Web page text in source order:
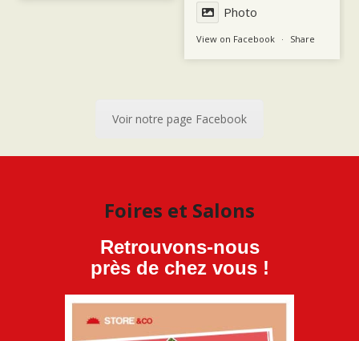
Photo
View on Facebook · Share
Voir notre page Facebook
Foires et Salons
Retrouvons-nous
près de chez vous !